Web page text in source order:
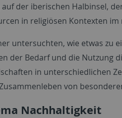
der iberischen Halbinsel,
in religiösen Kontexten
untersuchten, wie etwas zu
der Bedarf und die Nutzung
in unterschiedlichen
von
Nachhaltigkeit